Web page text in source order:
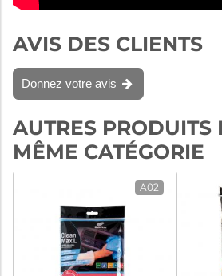
AVIS DES CLIENTS
Donnez votre avis
AUTRES PRODUITS
MÊME CATÉGORIE
A02